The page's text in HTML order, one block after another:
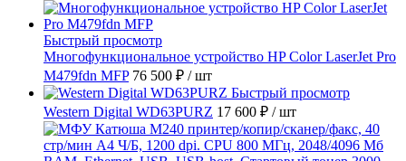
Быстрый просмотр
Многофункциональное устройство HP Color LaserJet Pro
M479fdn MFP 76 500 ₽ / шт
Быстрый просмотр
Western Digital WD63PURZ 17 600 ₽ / шт